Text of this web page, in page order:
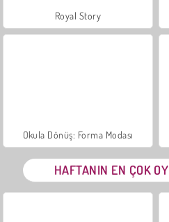
Royal Story
Okula Dönüş: Forma Modası
HAFTANIN EN ÇOK